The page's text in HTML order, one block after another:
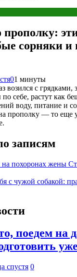
прополку:
сорняки и
01 минуты
возился с грядками,
по себе, растут как
воду, питание и
прополку — то еще
записям
на похоронах жены
с чужой собакой:
поедем на
спустя 0